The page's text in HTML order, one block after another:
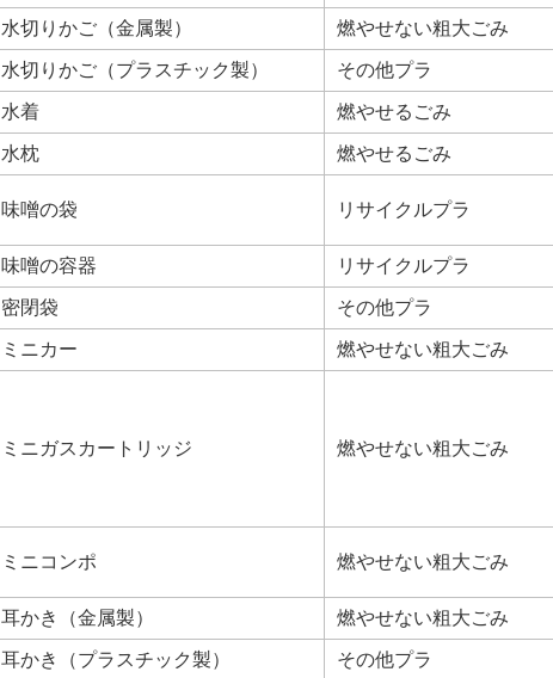
水切りかご（金属製） 燃やせない粗大ごみ
水切りかご（プラスチック製） その他プラ
水着 燃やせるごみ
水枕 燃やせるごみ
味噌の袋 リサイクルプラ
味噌の容器 リサイクルプラ
密閉袋 その他プラ
ミニカー 燃やせない粗大ごみ
ミニガスカートリッジ 燃やせない粗大ごみ
ミニコンポ 燃やせない粗大ごみ
耳かき（金属製） 燃やせない粗大ごみ
耳かき（プラスチック製） その他プラ